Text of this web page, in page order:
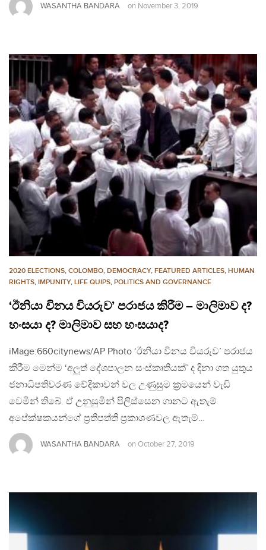
WASANTHA BANDARA on November 3, 2019
2020 ELECTIONS, COLOMBO, DEMOCRACY, FEATURED ARTICLES, HUMAN
RIGHTS, IMPUNITY, LIFE QUIPS, POLITICS AND GOVERNANCE
‘ඊනියා විනය වියරුව’ පරාජය කිරීම – මාලිමාව ද?
හංසයා ද? මාලිමාව සහ හංසයාද?
iMage:660citynews/AP Photo ‘ඊනියා විනය වියරුව’ පරාජය
කිරීම මෙන්ම ‘අලුත් දේශපාලන සංස්කෘතියක්’ ද දිනා ගත යුතුය
ජනාධිපතිවරණ වේදිකාවන් වල උණුසුම ක්‍රමයෙන් වැඩි
වෙමින් තිබේ. ඒ උනුසුමින් පිලිස්සෙන ගානට ඇතැම්
අපේක්ෂකයන්ගේ ප්‍රතිපත්ති ප්‍රකාශණවල ඇතැම්…
WASANTHA BANDARA on October 27, 2019